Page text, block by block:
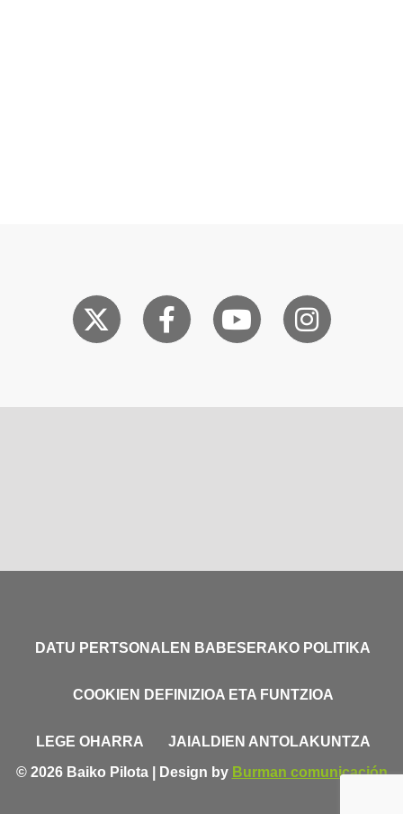
DATU PERTSONALEN BABESERAKO POLITIKA
COOKIEN DEFINIZIOA ETA FUNTZIOA
LEGE OHARRA
JAIALDIEN ANTOLAKUNTZA
© 2026 Baiko Pilota | Design by Burman comunicación